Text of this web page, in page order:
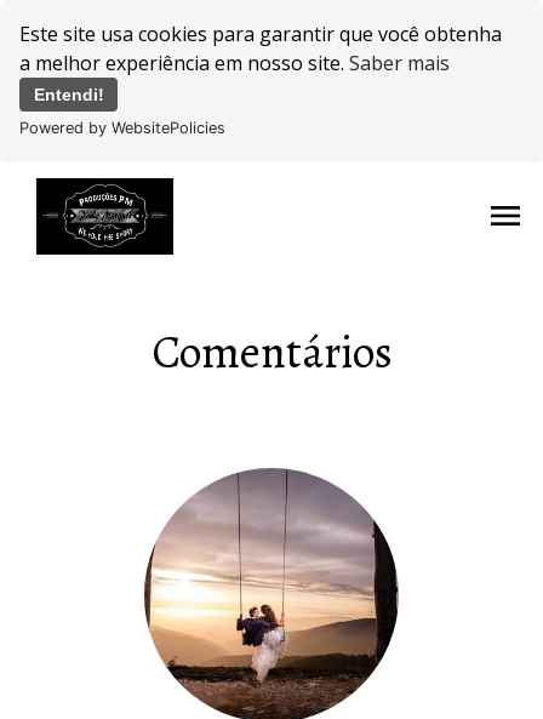
Este site usa cookies para garantir que você obtenha
a melhor experiência em nosso site. Saber mais
Entendi!
Powered by WebsitePolicies
menu
Comentários